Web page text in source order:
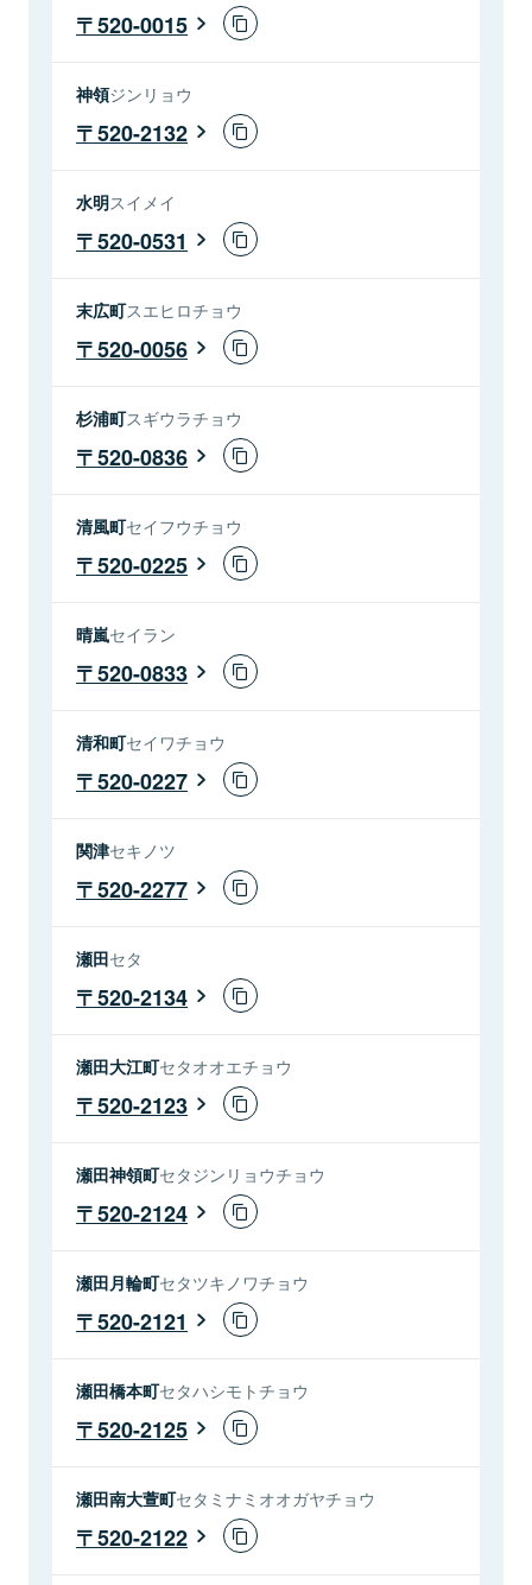
520-0015
神領ジンリョウ
520-2132
水明スイメイ
520-0531
末広町スエヒロチョウ
520-0056
杉浦町スギウラチョウ
520-0836
清風町セイフウチョウ
520-0225
晴嵐セイラン
520-0833
清和町セイワチョウ
520-0227
関津セキノツ
520-2277
瀬田セタ
520-2134
瀬田大江町セタオオエチョウ
520-2123
瀬田神領町セタジンリョウチョウ
520-2124
瀬田月輪町セタツキノワチョウ
520-2121
瀬田橋本町セタハシモトチョウ
520-2125
瀬田南大萱町セタミナミオオガヤチョウ
520-2122